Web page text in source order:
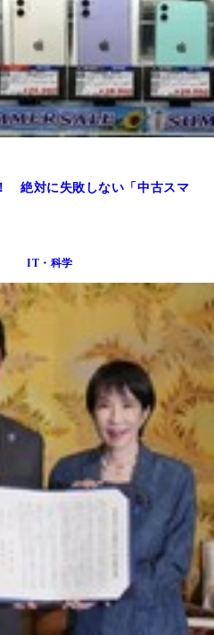
絶対に失敗しない「中古スマ
IT・科学